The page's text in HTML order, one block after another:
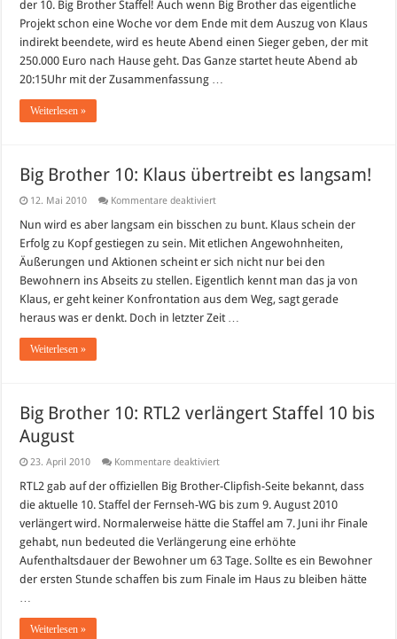
Das
Finale
der 10. Big Brother Staffel! Auch wenn Big Brother das eigentliche
Projekt schon eine Woche vor dem Ende mit dem Auszug von Klaus
indirekt beendete, wird es heute Abend einen Sieger geben, der mit
250.000 Euro nach Hause geht. Das Ganze startet heute Abend ab
20:15Uhr mit der Zusammenfassung …
Weiterlesen »
Big Brother 10: Klaus übertreibt es langsam!
12. Mai 2010 Kommentare deaktiviertfür
Brother
Klaus
übertreibt
es
langsam!
Nun wird es aber langsam ein bisschen zu bunt. Klaus schein der
Erfolg zu Kopf gestiegen zu sein. Mit etlichen Angewohnheiten,
Äußerungen und Aktionen scheint er sich nicht nur bei den
Bewohnern ins Abseits zu stellen. Eigentlich kennt man das ja von
Klaus, er geht keiner Konfrontation aus dem Weg, sagt gerade
heraus was er denkt. Doch in letzter Zeit …
Weiterlesen »
Big Brother 10: RTL2 verlängert Staffel 10 bis
August
23. April 2010 Kommentare deaktiviertfür
Brother
RTL2
verlängert
Staffel
10
bis
August
RTL2 gab auf der offiziellen Big Brother-Clipfish-Seite bekannt, dass
die aktuelle 10. Staffel der Fernseh-WG bis zum 9. August 2010
verlängert wird. Normalerweise hätte die Staffel am 7. Juni ihr Finale
gehabt, nun bedeuted die Verlängerung eine erhöhte
Aufenthaltsdauer der Bewohner um 63 Tage. Sollte es ein Bewohner
der ersten Stunde schaffen bis zum Finale im Haus zu bleiben hätte
…
Weiterlesen »